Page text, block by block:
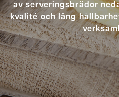
av serveringsbrädor
kvalité och lång